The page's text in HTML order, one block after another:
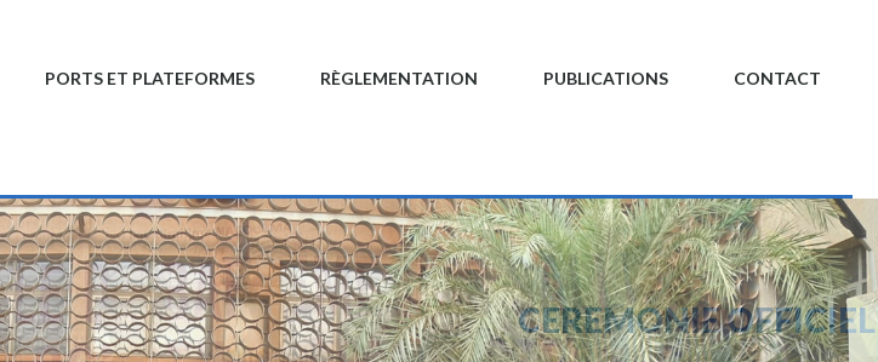
PORTS ET PLATEFORMES RÈGLEMENTATION PUBLICATIONS CONTACT